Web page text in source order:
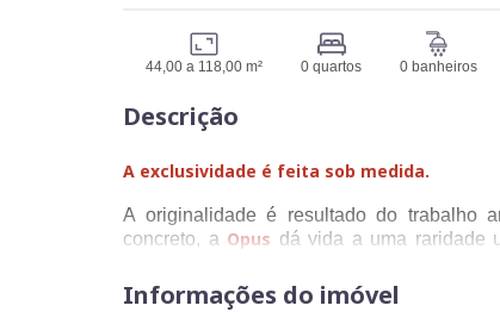
44,00 a 118,00 m² 0 quartos 0 banheiros
Descrição
A exclusividade é feita sob medida.
A originalidade é resultado do trabalho
concreto, a Opus dá vida a uma raridade
Situado no polo de maior poder aquisitivo
Informações do imóvel